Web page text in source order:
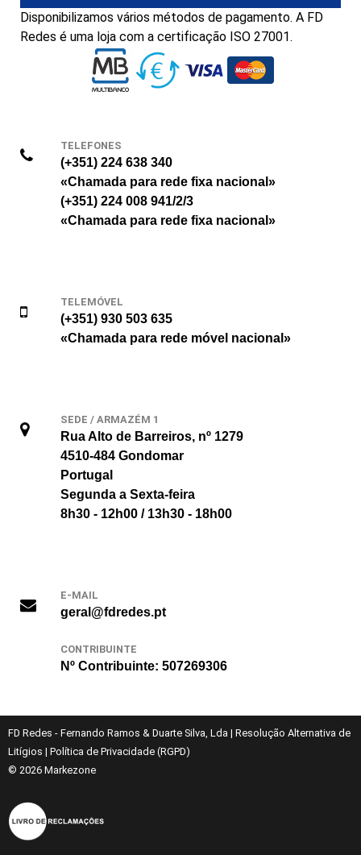
Disponibilizamos vários métodos de pagamento. A FD
Redes é uma loja com a certificação ISO 27001.
TELEFONES
(+351) 224 638 340
«Chamada para rede fixa nacional»
(+351) 224 008 941/2/3
«Chamada para rede fixa nacional»
TELEMÓVEL
(+351) 930 503 635
«Chamada para rede móvel nacional»
SEDE / ARMAZÉM 1
Rua Alto de Barreiros, nº 1279
4510-484 Gondomar
Portugal
Segunda a Sexta-feira
8h30 - 12h00 / 13h30 - 18h00
E-MAIL
geral@fdredes.pt
CONTRIBUINTE
Nº Contribuinte: 507269306
FD Redes - Fernando Ramos & Duarte Silva, Lda | Resolução Alternativa de
Litígios | Política de Privacidade (RGPD)
© 2026 Markezone